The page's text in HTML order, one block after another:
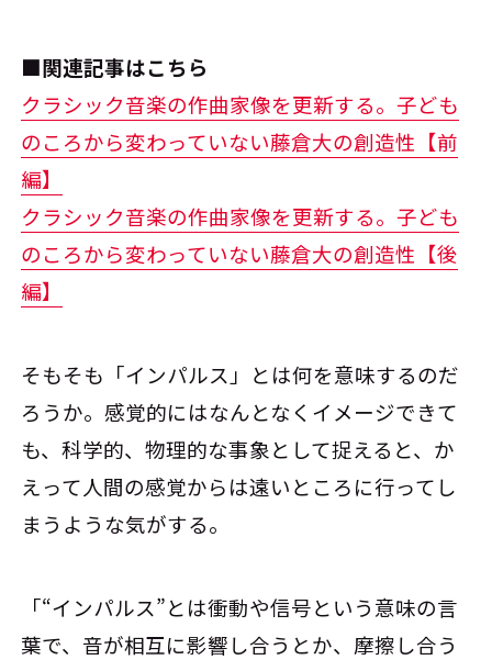
■関連記事はこちら
クラシック音楽の作曲家像を更新する。子ども
のころから変わっていない藤倉大の創造性【前
編】
クラシック音楽の作曲家像を更新する。子ども
のころから変わっていない藤倉大の創造性【後
編】
そもそも「インパルス」とは何を意味するのだ
ろうか。感覚的にはなんとなくイメージできて
も、科学的、物理的な事象として捉えると、か
えって人間の感覚からは遠いところに行ってし
まうような気がする。
「“インパルス”とは衝動や信号という意味の言
葉で、音が相互に影響し合うとか、摩擦し合う